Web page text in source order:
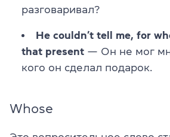
разговаривал?
He couldn’t tell me, for
that present — Он не мог
кого он сделал подарок.
Whose